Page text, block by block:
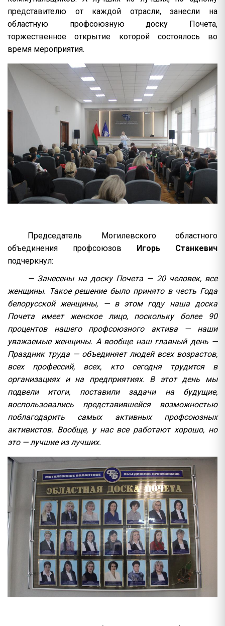
представителю от каждой отрасли, занесли на
областную профсоюзную доску Почета,
торжественное открытие которой состоялось во
время мероприятия.
Председатель Могилевского областного
объединения профсоюзов
Игорь Станкевич
подчеркнул:
— Занесены на доску Почета — 20 человек, все
женщины. Такое решение было принято в честь Года
белорусской женщины, — в этом году наша доска
Почета имеет женское лицо, поскольку более 90
процентов нашего профсоюзного актива — наши
уважаемые женщины. А вообще наш главный день —
Праздник труда — объединяет людей всех возрастов,
всех профессий, всех, кто сегодня трудится в
организациях и на предприятиях. В этот день мы
подвели итоги, поставили задачи на будущие,
воспользовались представившейся возможностью
поблагодарить самых активных профсоюзных
активистов. Вообще, у нас все работают хорошо, но
это — лучшие из лучших.